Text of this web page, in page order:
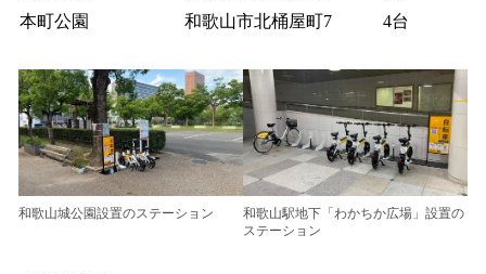
本町公園
和歌山市北桶屋町7 4台
和歌山城公園設置のステーション
和歌山駅地下「わかちか広場」設置の
ステーション